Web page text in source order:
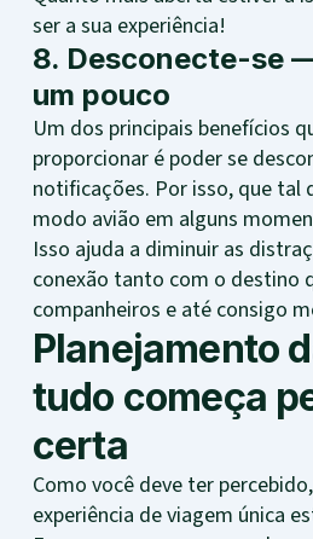
ser a sua experiência!
8. Desconecte-se
um pouco
Um dos principais benefícios
proporcionar é poder se
notificações. Por isso, que tal
modo avião em alguns
Isso ajuda a diminuir as
conexão tanto com o destino
companheiros e até consigo
Planejamento
tudo começa
certa
Como você deve ter
experiência de viagem única